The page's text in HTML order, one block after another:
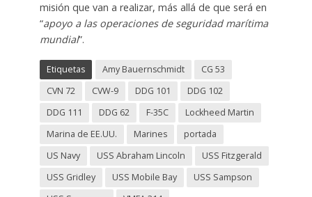
misión que van a realizar, más allá de que será en
“apoyo a las operaciones de seguridad marítima
mundial”.
Etiquetas Amy Bauernschmidt
CG 53
CVN 72
CVW-9 DDG 101
DDG 102
DDG 111
DDG 62 F-35C
Lockheed Martin
Marina de EE.UU.
Marines
portada
US Navy
USS Abraham Lincoln
USS Fitzgerald
USS Gridley
USS Mobile Bay
USS Sampson